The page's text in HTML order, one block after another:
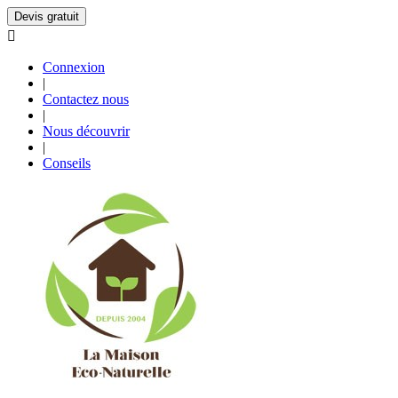
Devis gratuit

Connexion
|
Contactez nous
|
Nous découvrir
|
Conseils